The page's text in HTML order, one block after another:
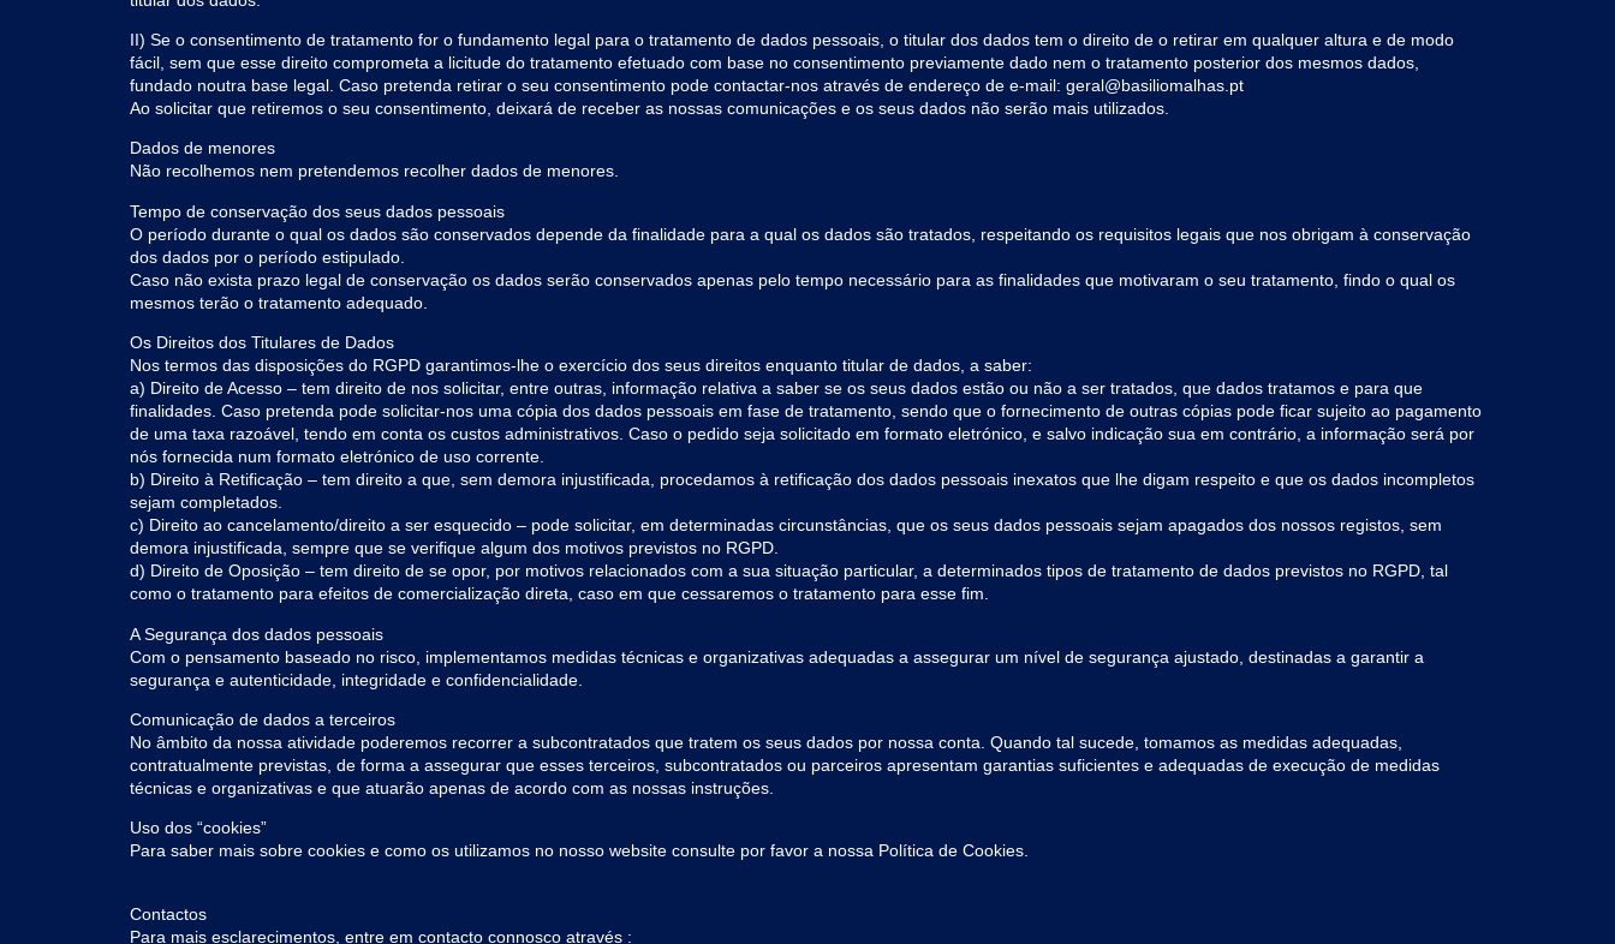
II) Se o consentimento de tratamento for o fundamento legal para o tratamento de dados pessoais, o titular dos dados tem o direito de o retirar em qualquer altura e de modo
fácil, sem que esse direito comprometa a licitude do tratamento efetuado com base no consentimento previamente dado nem o tratamento posterior dos mesmos dados,
fundado noutra base legal. Caso pretenda retirar o seu consentimento pode contactar-nos através de endereço de e-mail: geral@basiliomalhas.pt
Ao solicitar que retiremos o seu consentimento, deixará de receber as nossas comunicações e os seus dados não serão mais utilizados.
Dados de menores
Não recolhemos nem pretendemos recolher dados de menores.
Tempo de conservação dos seus dados pessoais
O período durante o qual os dados são conservados depende da finalidade para a qual os dados são tratados, respeitando os requisitos legais que nos obrigam à conservação
dos dados por o período estipulado.
Caso não exista prazo legal de conservação os dados serão conservados apenas pelo tempo necessário para as finalidades que motivaram o seu tratamento, findo o qual os
mesmos terão o tratamento adequado.
Os Direitos dos Titulares de Dados
Nos termos das disposições do RGPD garantimos-lhe o exercício dos seus direitos enquanto titular de dados, a saber:
a) Direito de Acesso – tem direito de nos solicitar, entre outras, informação relativa a saber se os seus dados estão ou não a ser tratados, que dados tratamos e para que
finalidades. Caso pretenda pode solicitar-nos uma cópia dos dados pessoais em fase de tratamento, sendo que o fornecimento de outras cópias pode ficar sujeito ao pagamento
de uma taxa razoável, tendo em conta os custos administrativos. Caso o pedido seja solicitado em formato eletrónico, e salvo indicação sua em contrário, a informação será por
nós fornecida num formato eletrónico de uso corrente.
b) Direito à Retificação – tem direito a que, sem demora injustificada, procedamos à retificação dos dados pessoais inexatos que lhe digam respeito e que os dados incompletos
sejam completados.
c) Direito ao cancelamento/direito a ser esquecido – pode solicitar, em determinadas circunstâncias, que os seus dados pessoais sejam apagados dos nossos registos, sem
demora injustificada, sempre que se verifique algum dos motivos previstos no RGPD.
d) Direito de Oposição – tem direito de se opor, por motivos relacionados com a sua situação particular, a determinados tipos de tratamento de dados previstos no RGPD, tal
como o tratamento para efeitos de comercialização direta, caso em que cessaremos o tratamento para esse fim.
A Segurança dos dados pessoais
Com o pensamento baseado no risco, implementamos medidas técnicas e organizativas adequadas a assegurar um nível de segurança ajustado, destinadas a garantir a
segurança e autenticidade, integridade e confidencialidade.
Comunicação de dados a terceiros
No âmbito da nossa atividade poderemos recorrer a subcontratados que tratem os seus dados por nossa conta. Quando tal sucede, tomamos as medidas adequadas,
contratualmente previstas, de forma a assegurar que esses terceiros, subcontratados ou parceiros apresentam garantias suficientes e adequadas de execução de medidas
técnicas e organizativas e que atuarão apenas de acordo com as nossas instruções.
Uso dos “cookies”
Para saber mais sobre cookies e como os utilizamos no nosso website consulte por favor a nossa Política de Cookies.
Contactos
Para mais esclarecimentos, entre em contacto connosco através :